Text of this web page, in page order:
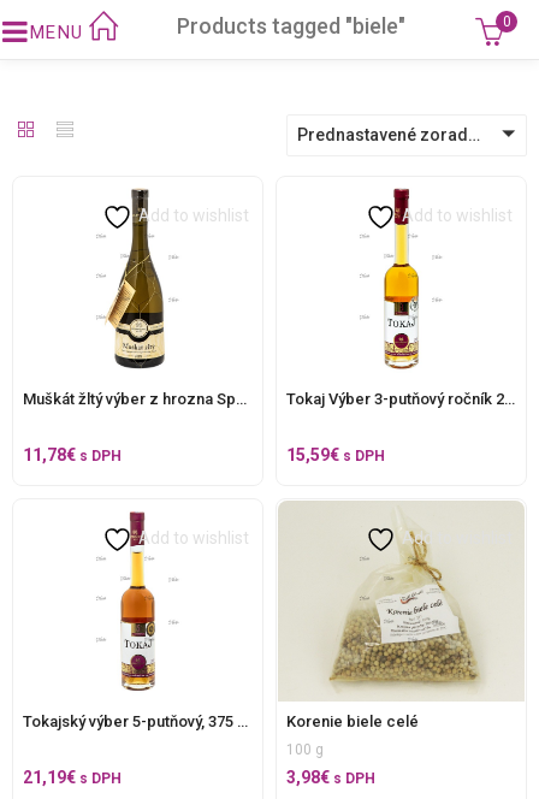
Products tagged "biele" 0
Prednastavené zoradenie
Add to wishlist
Muškát žltý výber z hrozna Special collection, 750 ml .
11,78€ s DPH
Add to wishlist
Tokaj Výber 3-putňový ročník 2003, 375 ml.
15,59€ s DPH
Add to wishlist
Tokajský výber 5-putňový, 375 ml.
21,19€ s DPH
Add to wishlist
Korenie biele celé
100 g
3,98€ s DPH